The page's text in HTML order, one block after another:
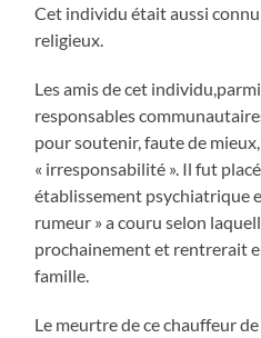
Cet individu était aussi
religieux.
Les amis de cet
responsables
pour soutenir, faute de
« irresponsabilité ». Il fut
établissement psychiatrique
rumeur » a couru selon
prochainement et rentrerait
famille.
Le meurtre de ce chauffeur